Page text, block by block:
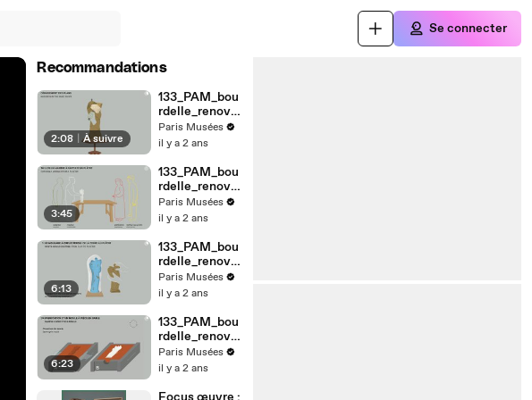
Se connecter
Recommandations
2:08 À suivre
133_PAM_bou
rdelle_renova
tion_LES_TE
CHNIQUES_m
09
Paris Musées
il y a 2 ans
3:45
133_PAM_bou
rdelle_renova
tion_LES_TE
CHNIQUES_ta
Paris Musées
il y a 2 ans
6:13
133_PAM_bou
rdelle_renova
tion_LES_TE
CHNIQUES_m
9
Paris Musées
il y a 2 ans
6:23
133_PAM_bou
rdelle_renova
tion_LES_TE
CHNIQUES_fo
Paris Musées
il y a 2 ans